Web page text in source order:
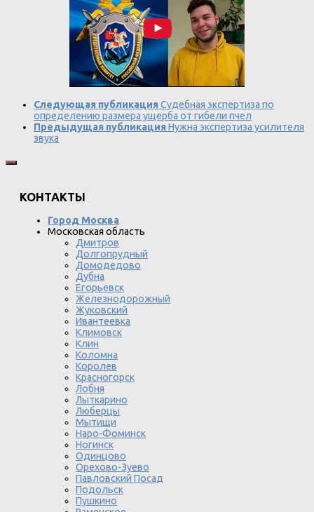
Следующая публикация Судебная экспертиза по
определению размера ущерба от гибели пчел
Предыдущая публикация Нужна экспертиза усилителя
звука
КОНТАКТЫ
Город Москва
Московская область
Дмитров
Долгопрудный
Домодедово
Дубна
Егорьевск
Железнодорожный
Жуковский
Ивантеевка
Климовск
Клин
Коломна
Королев
Красногорск
Лобня
Лыткарино
Люберцы
Мытищи
Наро-Фоминск
Ногинск
Одинцово
Орехово-Зуево
Павловский Посад
Подольск
Пушкино